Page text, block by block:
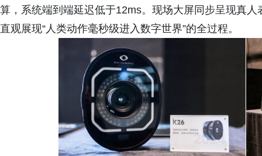
算，系统端到端延迟低于12ms。现场大屏同步呈现真
直观展现“人类动作毫秒级进入数字世界”的全过程。